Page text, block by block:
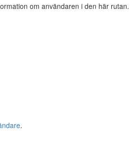
om användaren i den här rutan.
.